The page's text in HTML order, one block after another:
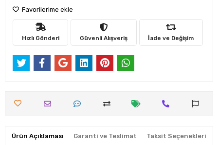
Favorilerime ekle
Hızlı Gönderi Güvenli Alışveriş İade ve Değişim
Ürün Açıklaması Garanti ve Teslimat Taksit Seçenekleri